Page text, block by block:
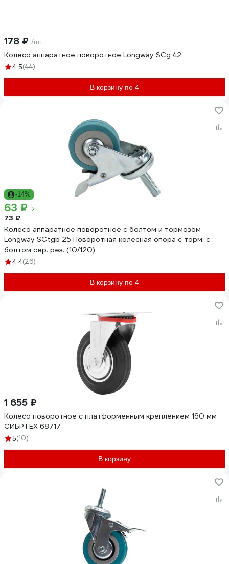
178 ₽ /шт
Колесо аппаратное поворотное Longway SCg 42
4.5(44)
В корзину по 4
-14%
63 ₽
73 ₽
Колесо аппаратное поворотное с болтом и тормозом
Longway SCtgb 25 Поворотная колесная опора с торм. с
болтом сер. рез. (10/120)
4.4(26)
В корзину по 4
1 655 ₽
Колесо поворотное с платформенным креплением 160 мм
СИБРТЕХ 68717
5(10)
В корзину